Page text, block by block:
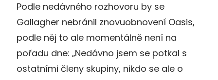
Podle nedávného rozhovoru by se
Gallagher nebránil znovuobnovení Oasis,
podle něj to ale momentálně není na
pořadu dne: „Nedávno jsem se potkal s
ostatními členy skupiny, nikdo se ale o